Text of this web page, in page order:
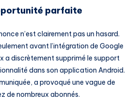
parfaite
n’est clairement pas un hasard.
avant l’intégration de Google
a discrètement supprimé le support
dans son application Android.
a provoqué une vague de
de nombreux abonnés.